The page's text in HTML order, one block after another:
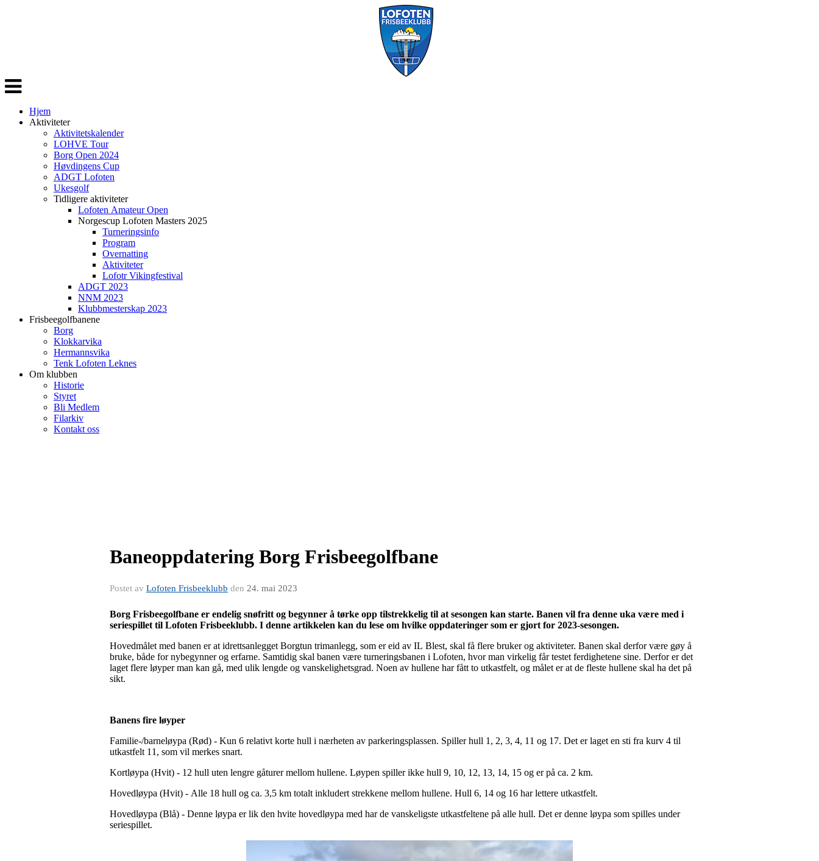
Veksle
navigasjon
Hjem
Aktiviteter
Aktivitetskalender
LOHVE Tour
Borg Open 2024
Høvdingens Cup
ADGT Lofoten
Ukesgolf
Tidligere aktiviteter
Lofoten Amateur Open
Norgescup Lofoten Masters 2025
Turneringsinfo
Program
Overnatting
Aktiviteter
Lofotr Vikingfestival
ADGT 2023
NNM 2023
Klubbmesterskap 2023
Frisbeegolfbanene
Borg
Klokkarvika
Hermannsvika
Tenk Lofoten Leknes
Om klubben
Historie
Styret
Bli Medlem
Filarkiv
Kontakt oss
Baneoppdatering Borg Frisbeegolfbane
Postet av Lofoten Frisbeeklubb den 24. mai 2023
Borg Frisbeegolfbane er endelig snøfritt og begynner å tørke opp tilstrekkelig til at sesongen kan starte. Banen vil fra denne uka være med i
seriespillet til Lofoten Frisbeeklubb. I denne artikkelen kan du lese om hvilke oppdateringer som er gjort for 2023-sesongen.
Hovedmålet med banen er at idrettsanlegget Borgtun trimanlegg, som er eid av IL Blest, skal få flere bruker og aktiviteter. Banen skal derfor være gøy å
bruke, både for nybegynner og erfarne. Samtidig skal banen være turneringsbanen i Lofoten, hvor man virkelig får testet ferdighetene sine. Derfor er det
laget flere løyper man kan gå, med ulik lengde og vanskelighetsgrad. Noen av hullene har fått to utkastfelt, og målet er at de fleste hullene skal ha det på
sikt.
Banens fire løyper
Familie-/barneløypa (Rød) - Kun 6 relativt korte hull i nærheten av parkeringsplassen. Spiller hull 1, 2, 3, 4, 11 og 17. Det er laget en sti fra kurv 4 til
utkastfelt 11, som vil merkes snart.
Kortløypa (Hvit) - 12 hull uten lengre gåturer mellom hullene. Løypen spiller ikke hull 9, 10, 12, 13, 14, 15 og er på ca. 2 km.
Hovedløypa (Hvit) - Alle 18 hull og ca. 3,5 km totalt inkludert strekkene mellom hullene. Hull 6, 14 og 16 har lettere utkastfelt.
Hovedløypa (Blå) - Denne løypa er lik den hvite hovedløypa med har de vanskeligste utkastfeltene på alle hull. Det er denne løypa som spilles under
seriespillet.